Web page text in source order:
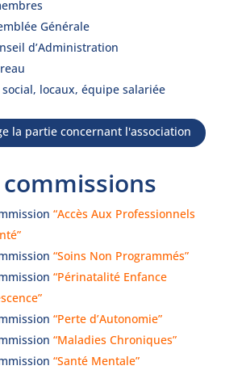
Générale
d’Administration
social, locaux, équipe salariée
la partie concernant l'association
commissions
“Accès Aux Professionnels
“Soins Non Programmés”
“Périnatalité Enfance
“Perte d’Autonomie”
“Maladies Chroniques”
“Santé Mentale”